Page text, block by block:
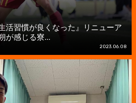
活習慣が良くなった』リニューア
が感じる寮...
2023.06.08